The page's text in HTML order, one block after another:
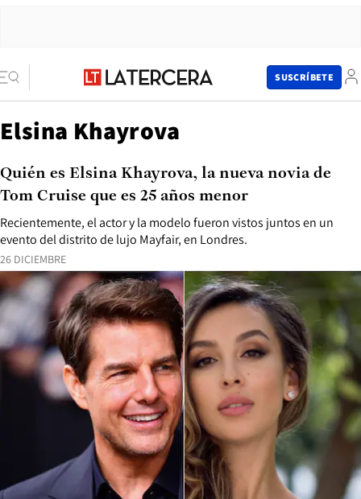
SUSCRÍBETE
Elsina Khayrova
26 DICIEMBRE
Recientemente, el actor y la modelo fueron vistos juntos en un
evento del distrito de lujo Mayfair, en Londres.
Quién es Elsina Khayrova, la nueva novia de
Tom Cruise que es 25 años menor